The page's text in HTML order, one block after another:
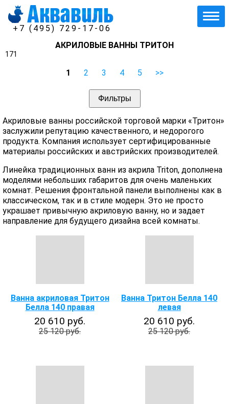
+7 (495) 729-17-06
АКРИЛОВЫЕ ВАННЫ ТРИТОН
171
1 2 3 4 5 >>
Фильтры
Акриловые ванны российской торговой марки «Тритон»
заслужили репутацию качественного, и недорогого
продукта. Компания использует сертифицированные
материалы российских и австрийских производителей.
Линейка традиционных ванн из акрила Triton, дополнена
моделями небольших габаритов для очень маленьких
комнат. Решения фронтальной панели выполнены как в
классическом, так и в стиле модерн. Это не просто
украшает привычную акриловую ванну, но и задает
направление для будущего дизайна всей комнаты.
Ванна акриловая Тритон
Белла 140 правая
20 610 руб.
25 120 руб.
Ванна Тритон Белла 140
левая
20 610 руб.
25 120 руб.